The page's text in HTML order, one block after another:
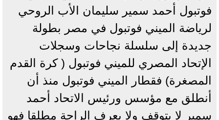
فوتبول أحمد سمير سليمان الأب الروحي
لرياضة الميني فوتبول في مصر بطولة
جديدة إلى سلسلة نجاحات وسجلات
الإتحاد المصري للميني فوتبول ( كرة القدم
المصغرة) فقطار الميني فوتبول منذ أن
أنطلق مع مؤسس ورئيس الاتحاد أحمد
سمير لا يتوقف ولا يعرف الراحة مطلقا فهو